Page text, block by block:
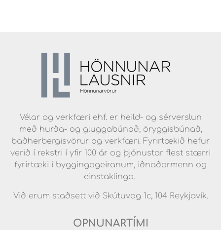
Vélar og verkfæri ehf. er heild- og sérverslun
með hurða- og gluggabúnað, öryggisbúnað,
baðherbergisvörur og verkfæri. Fyrirtækið hefur
verið í rekstri í yfir 100 ár og þjónustar flest stærri
fyrirtæki í byggingageiranum, iðnaðarmenn og
einstaklinga.
Við erum staðsett við Skútuvog 1c, 104 Reykjavík.
OPNUNARTÍMI